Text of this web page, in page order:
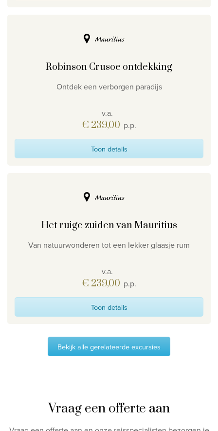
Mauritius
Robinson Crusoe ontdekking
Ontdek een verborgen paradijs
v.a.
€ 239,00 p.p.
Toon details
Mauritius
Het ruige zuiden van Mauritius
Van natuurwonderen tot een lekker glaasje rum
v.a.
€ 239,00 p.p.
Toon details
Bekijk alle gerelateerde excursies
Vraag een offerte aan